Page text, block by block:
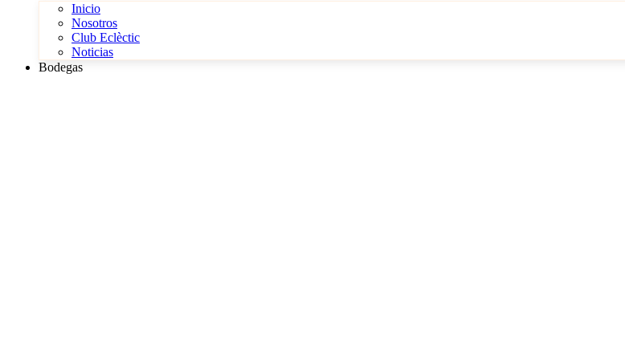
Inicio
Nosotros
Club Eclèctic
Noticias
Bodegas